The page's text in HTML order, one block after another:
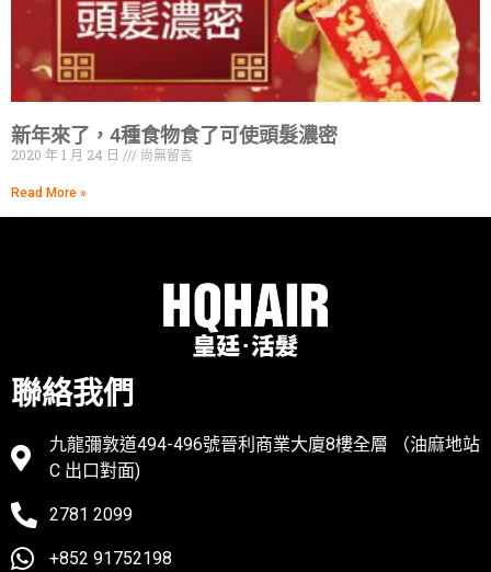
新年來了，4種食物食了可使頭髮濃密
2020 年 1 月 24 日 尚無留言
Read More »
聯絡我們
九龍彌敦道494-496號晉利商業大廈8樓全層 （油麻地站
C 出口對面)
2781 2099
+852 91752198